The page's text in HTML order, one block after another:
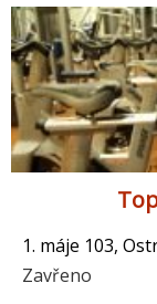
1. máje 103,
Zavřeno